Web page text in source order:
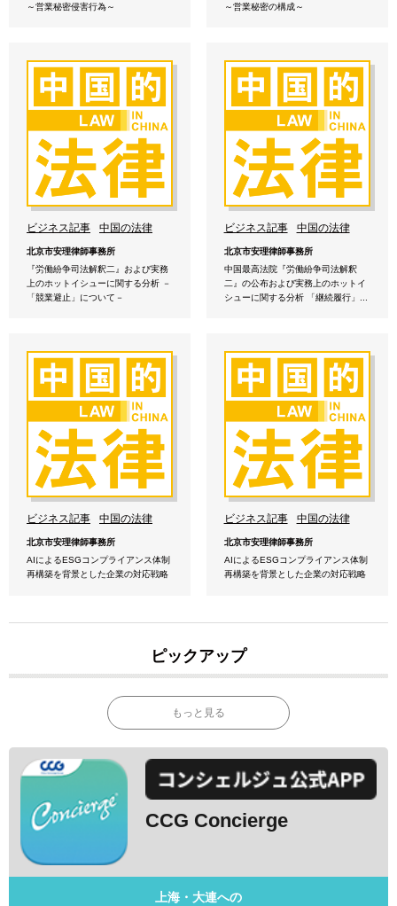
～営業秘密侵害行為～
～営業秘密の構成～
ビジネス記事 中国の法律
北京市安理律師事務所
『労働紛争司法解釈二』および実務
上のホットイシューに関する分析 －
「競業避止」について－
ビジネス記事 中国の法律
北京市安理律師事務所
中国最高法院『労働紛争司法解釈
二』の公布および実務上のホットイ
シューに関する分析 「継続履行」...
ビジネス記事 中国の法律
北京市安理律師事務所
AIによるESGコンプライアンス体制
再構築を背景とした企業の対応戦略
ビジネス記事 中国の法律
北京市安理律師事務所
AIによるESGコンプライアンス体制
再構築を背景とした企業の対応戦略
ピックアップ
もっと見る
CCG Concierge
上海・大連への